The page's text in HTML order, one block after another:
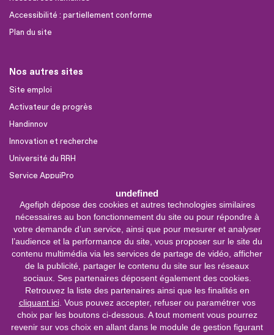
undefined
Agefiph dépose des cookies et autres technologies similaires
nécessaires au bon fonctionnement du site ou pour répondre à
votre demande d’un service, ainsi que pour mesurer et analyser
l’audience et la performance du site, vous proposer sur le site du
contenu multimédia via les services de partage de vidéo, afficher
de la publicité, partager le contenu du site sur les réseaux
sociaux. Ses partenaires déposent également des cookies.
Retrouvez la liste des partenaires ainsi que les finalités en
cliquant ici. Vous pouvez accepter, refuser ou paramétrer vos
choix par les boutons ci-dessous. A tout moment vous pourrez
revenir sur vos choix en allant dans le module de gestion figurant
Accessibilité : partiellement conforme
Plan du site
Nos autres sites
Site emploi
Activateur de progrès
Handinnov
Innovation et recherche
Université du RRH
Service AppuiPro
Nous suivre
Youtube
Linkedin
Facebook
0 800 11 10 09
Service &
appel gratuits